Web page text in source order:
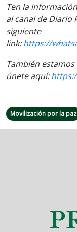
Ten la
al canal de Diario
siguiente
link:https://
También
únete aquí:
Movilización por la paz